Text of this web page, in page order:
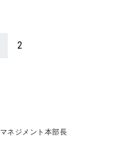
モデル
2
ネジメント本部長